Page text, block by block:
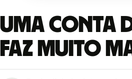
Uma conta
faz muito